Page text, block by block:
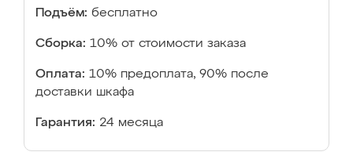
Подъём: бесплатно
Сборка: 10% от стоимости заказа
Оплата: 10% предоплата, 90% после
доставки шкафа
Гарантия: 24 месяца